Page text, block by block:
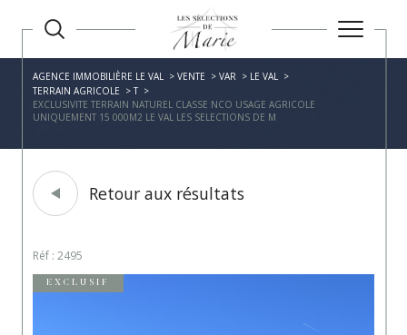
AGENCE IMMOBILIÈRE LE VAL VENTE VAR
LE VAL
TERRAIN AGRICOLE
T
EXCLUSIVITE TERRAIN NATUREL CLASSE NCO USAGE AGRICOLE
UNIQUEMENT 15 000M2 LE VAL LES SELECTIONS DE M
Retour aux résultats
Réf : 2495
EXCLUSIF